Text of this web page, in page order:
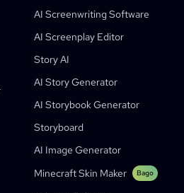
AI Screenwriting Software
AI Screenplay Editor
Story AI
AI Story Generator
AI Storybook Generator
Storyboard
AI Image Generator
Minecraft Skin Maker
Bago